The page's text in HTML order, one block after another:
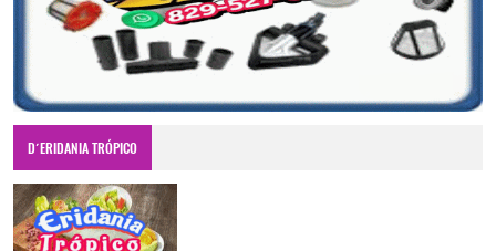
D´ERIDANIA TRÓPICO